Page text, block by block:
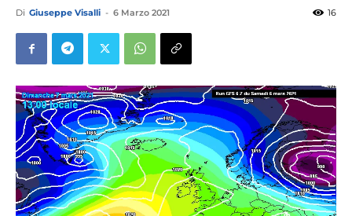
Di Giuseppe Visalli - 6 Marzo 2021 16